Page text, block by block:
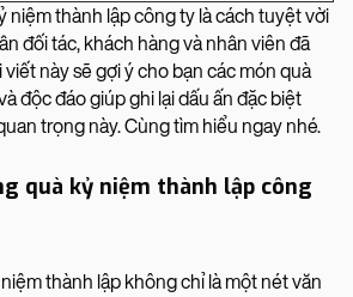
niệm thành lập công ty là cách tuyệt vời
đối tác, khách hàng và nhân viên đã
này sẽ gợi ý cho bạn các món quà
độc đáo giúp ghi lại dấu ấn đặc biệt
trọng này. Cùng tìm hiểu ngay nhé.
quà kỷ niệm thành lập công
thành lập không chỉ là một nét văn